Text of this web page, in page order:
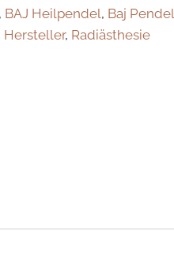
, BAJ Heilpendel, Baj Pendel
Hersteller, Radiästhesie